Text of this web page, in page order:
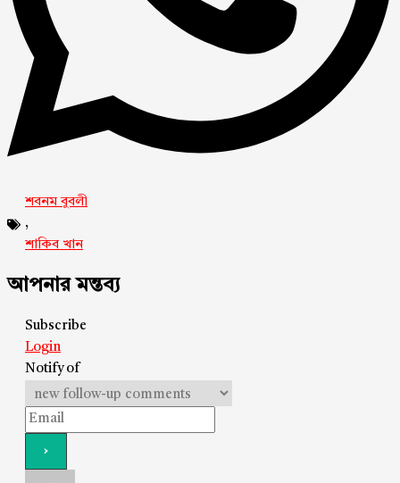
শবনম বুবলী
,
শাকিব খান
আপনার মন্তব্য
Subscribe
Login
Notify of